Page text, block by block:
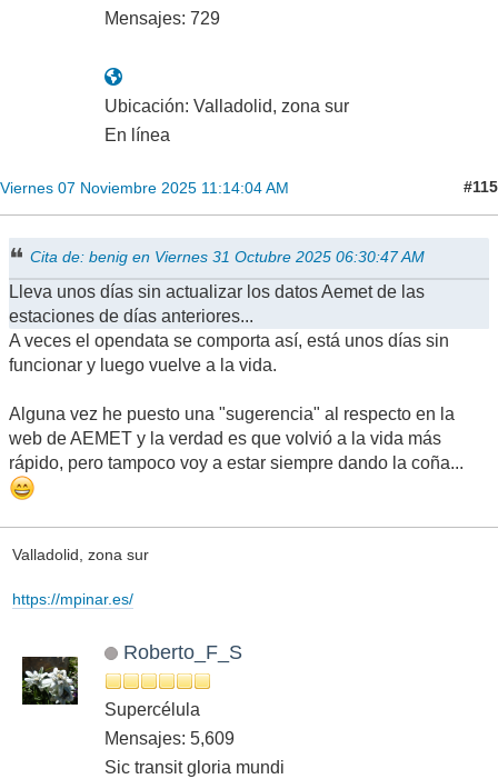
Mensajes: 729
Ubicación: Valladolid, zona sur
En línea
Viernes 07 Noviembre 2025 11:14:04 AM #115
Cita de: benig en Viernes 31 Octubre 2025 06:30:47 AM
Lleva unos días sin actualizar los datos Aemet de las
estaciones de días anteriores...
A veces el opendata se comporta así, está unos días sin
funcionar y luego vuelve a la vida.
Alguna vez he puesto una "sugerencia" al respecto en la
web de AEMET y la verdad es que volvió a la vida más
rápido, pero tampoco voy a estar siempre dando la coña...
Valladolid, zona sur
https://mpinar.es/
Roberto_F_S
Supercélula
Mensajes: 5,609
Sic transit gloria mundi